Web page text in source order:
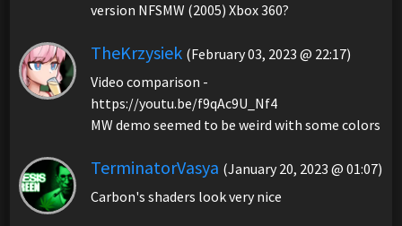
version NFSMW (2005) Xbox 360?
TheKrzysiek (February 03, 2023 @ 22:17)
Video comparison -
https://youtu.be/f9qAc9U_Nf4
MW demo seemed to be weird with some colors
TerminatorVasya (January 20, 2023 @ 01:07)
Carbon's shaders look very nice